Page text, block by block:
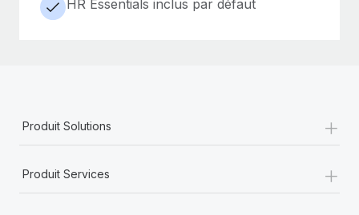
HR Essentials inclus par défaut
Produit Solutions +
Produit Services +